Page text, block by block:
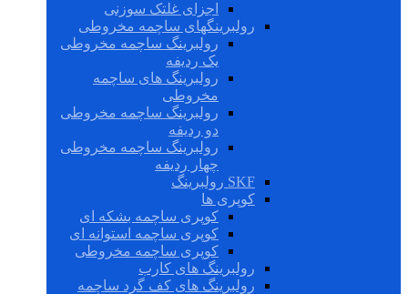
اجزای غلتک سوزنی
رولبرینگهای ساچمه مخروطی
رولبرینگ ساچمه مخروطی
یک ردیفه
رولبرینگ های ساچمه
مخروطی
رولبرینگ ساچمه مخروطی
دو ردیفه
رولبرینگ ساچمه مخروطی
چهار ردیفه
SKF رولبرینگ
کوپری ها
کوپری ساچمه بشکه ای
کوپری ساچمه استوانه ای
کوپری ساچمه مخروطی
رولبرینگ های کارب
رولبرینگ های کف گرد ساچمه